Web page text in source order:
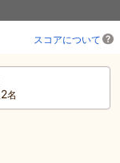
スコアについて
2名